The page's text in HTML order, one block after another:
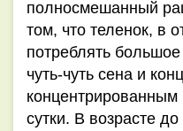
полносмешанный
том, что теленок, в
потреблять
чуть-чуть сена и
концентрированным
сутки. В возрасте